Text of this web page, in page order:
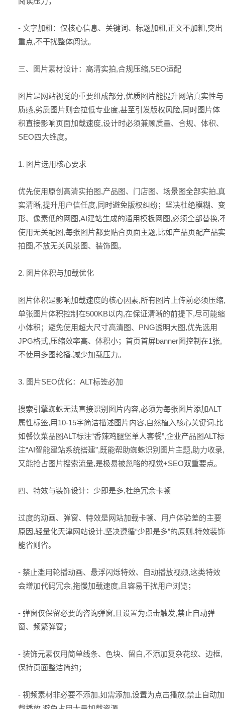
- 文字加粗：仅核心信息、关键词、标题加粗,正文不加粗,突出
重点,不干扰整体阅读。
三、图片素材设计：高清实拍,合规压缩,SEO适配
图片是网站视觉的重要组成部分,优质图片能提升网站真实性与
质感,劣质图片则会拉低专业度,甚至引发版权风险,同时图片体
积直接影响页面加载速度,设计时必须兼顾质量、合规、体积、
SEO四大维度。
1. 图片选用核心要求
优先使用原创高清实拍图,产品图、门店图、场景图全部实拍,真
实清晰,提升用户信任度,同时避免版权纠纷；坚决杜绝模糊、变
形、像素低的网图,AI建站生成的通用模板网图,必须全部替换,
使用无关配图,每张图片都要贴合页面主题,比如产品页配产品实
拍图,不放无关风景图、装饰图。
2. 图片体积与加载优化
图片体积是影响加载速度的核心因素,所有图片上传前必须压缩,
单张图片体积控制在500KB以内,在保证清晰的前提下,尽可能缩
小体积；避免使用超大尺寸高清图、PNG透明大图,优先选用
JPG格式,压缩效率高、体积小；首页首屏banner图控制在1张,
不使用多图轮播,减少加载压力。
3. 图片SEO优化：ALT标签必加
搜索引擎蜘蛛无法直接识别图片内容,必须为每张图片添加ALT
属性标签,用10-15字简洁描述图片内容,自然植入核心关键词,比
如餐饮菜品图ALT标注“香辣鸡腿堡单人套餐”,企业产品图ALT标
注“AI智能建站系统搭建”,既能帮助蜘蛛识别图片主题,助力收录,
又能抢占图片搜索流量,是极易被忽略的视觉+SEO双重要点。
四、特效与装饰设计：少即是多,杜绝冗余卡顿
过度的动画、弹窗、特效是网站加载卡顿、用户体验差的主要
原因,轻量化天津网站设计,坚决遵循“少即是多”的原则,特效装饰
能省则省。
- 禁止滥用轮播动画、悬浮闪烁特效、自动播放视频,这类特效
会增加代码冗余,拖慢加载速度,且容易干扰用户浏览；
- 弹窗仅保留必要的咨询弹窗,且设置为点击触发,禁止自动弹
窗、频繁弹窗；
- 装饰元素仅用简单线条、色块、留白,不添加复杂花纹、边框,
保持页面整洁简约；
- 视频素材非必要不添加,如需添加,设置为点击播放,禁止自动加